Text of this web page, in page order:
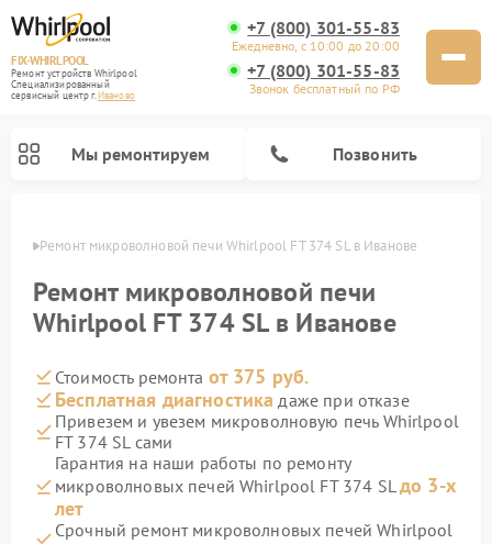
FIX-WHIRLPOOL
Ремонт устройств Whirlpool
Специализированный
cервисный центр г.Иваново
+7 (800) 301-55-83
Ежедневно, с 10:00 до 20:00
+7 (800) 301-55-83
Звонок бесплатный по РФ
Мы ремонтируем Позвонить
Ремонт микроволновой печи Whirlpool FT 374 SL в Иванове
Ремонт микроволновой печи
Whirlpool FT 374 SL в Иванове
Стоимость ремонта от 375 руб.
Бесплатная диагностика даже при отказе
Привезем и увезем микроволновую печь Whirlpool
FT 374 SL сами
Гарантия на наши работы по ремонту
микроволновых печей Whirlpool FT 374 SLдо 3-х
лет
Срочный ремонт микроволновых печей Whirlpool